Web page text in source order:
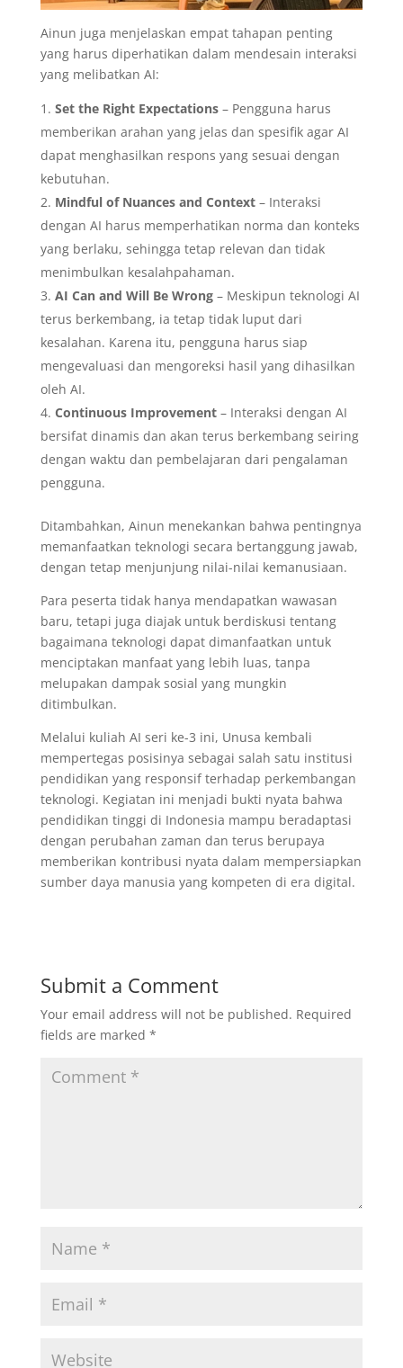
Ainun juga menjelaskan empat tahapan penting
yang harus diperhatikan dalam mendesain interaksi
yang melibatkan AI:
Set the Right Expectations– Pengguna harus
memberikan arahan yang jelas dan spesifik agar AI
dapat menghasilkan respons yang sesuai dengan
kebutuhan.
Mindful of Nuances and Context– Interaksi
dengan AI harus memperhatikan norma dan konteks
yang berlaku, sehingga tetap relevan dan tidak
menimbulkan kesalahpahaman.
AI Can and Will Be Wrong– Meskipun teknologi AI
terus berkembang, ia tetap tidak luput dari
kesalahan. Karena itu, pengguna harus siap
mengevaluasi dan mengoreksi hasil yang dihasilkan
oleh AI.
Continuous Improvement– Interaksi dengan AI
bersifat dinamis dan akan terus berkembang seiring
dengan waktu dan pembelajaran dari pengalaman
pengguna.
Ditambahkan, Ainun menekankan bahwa pentingnya
memanfaatkan teknologi secara bertanggung jawab,
dengan tetap menjunjung nilai-nilai kemanusiaan.
Para peserta tidak hanya mendapatkan wawasan
baru, tetapi juga diajak untuk berdiskusi tentang
bagaimana teknologi dapat dimanfaatkan untuk
menciptakan manfaat yang lebih luas, tanpa
melupakan dampak sosial yang mungkin
ditimbulkan.
Melalui kuliah AI seri ke-3 ini, Unusa kembali
mempertegas posisinya sebagai salah satu institusi
pendidikan yang responsif terhadap perkembangan
teknologi. Kegiatan ini menjadi bukti nyata bahwa
pendidikan tinggi di Indonesia mampu beradaptasi
dengan perubahan zaman dan terus berupaya
memberikan kontribusi nyata dalam mempersiapkan
sumber daya manusia yang kompeten di era digital.
Submit a Comment
Your email address will not be published. Required
fields are marked *